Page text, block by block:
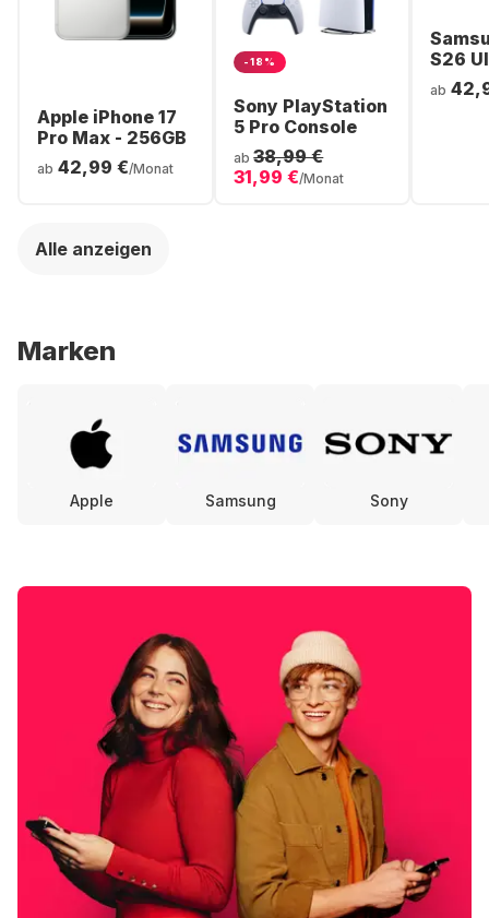
Apple iPhone 17
Pro Max - 256GB
ab 42,99 €/Monat
-18%
Sony PlayStation
5 Pro Console
ab 38,99 €
31,99 €/Monat
S26
ab
Alle anzeigen
Marken
Apple Samsung Sony